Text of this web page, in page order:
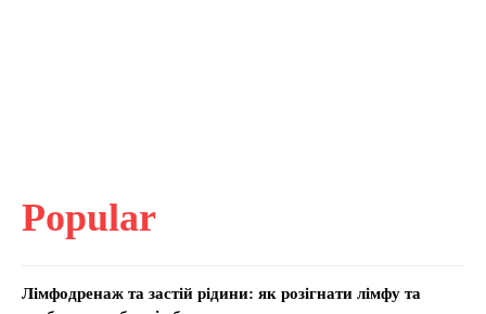
Popular
Лімфодренаж та застій рідини: як розігнати лімфу та